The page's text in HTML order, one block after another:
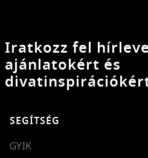
Iratkozz fel
ajánlatokért és
SEGÍTSÉG
GYIK